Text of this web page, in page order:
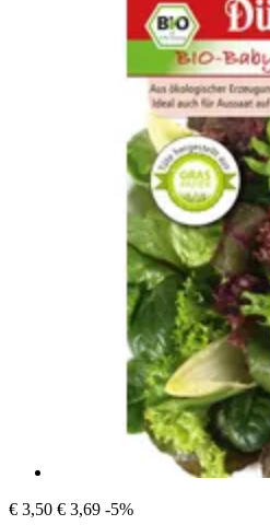
€ 3,50 € 3,69 -5%